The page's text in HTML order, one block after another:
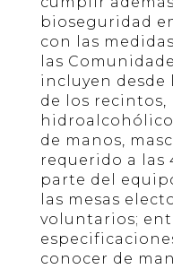
bioseguridad
con las
las
incluyen
de los recintos,
de manos,
requerido a las
parte del
las mesas
voluntarios;
conocer de